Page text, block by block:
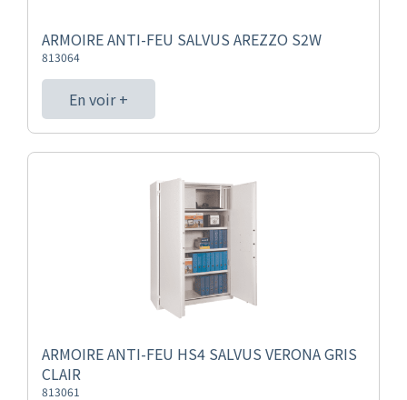
ARMOIRE ANTI-FEU SALVUS AREZZO S2W
813064
En voir +
ARMOIRE ANTI-FEU HS4 SALVUS VERONA GRIS
CLAIR
813061